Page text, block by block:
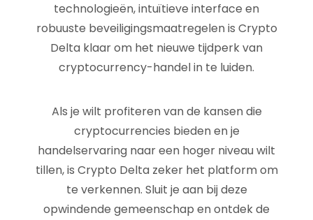
technologieën, intuïtieve interface en
robuuste beveiligingsmaatregelen is Crypto
Delta klaar om het nieuwe tijdperk van
cryptocurrency-handel in te luiden.
Als je wilt profiteren van de kansen die
cryptocurrencies bieden en je
handelservaring naar een hoger niveau wilt
tillen, is Crypto Delta zeker het platform om
te verkennen. Sluit je aan bij deze
opwindende gemeenschap en ontdek de